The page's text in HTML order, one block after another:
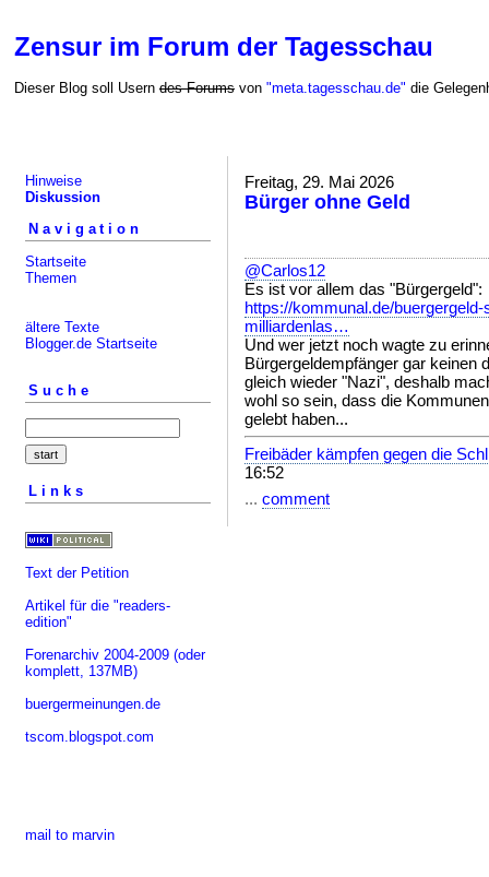
Zensur im Forum der Tagesschau
Dieser Blog soll Usern des Forums von "meta.tagesschau.de" die
Hinweise
Diskussion
Navigation
Startseite
Themen
ältere Texte
Blogger.de Startseite
Suche
Links
Text der Petition
Artikel für die "readers-
edition"
Forenarchiv 2004-2009 (oder
komplett, 137MB)
buergermeinungen.de
tscom.blogspot.com
mail to marvin
Freitag, 29. Mai 2026
Bürger ohne Geld
@Carlos12
Es ist vor allem das "Bürgergeld":
https://kommunal.de/
milliardenlas…
Und wer jetzt noch wagte zu
Bürgergeldempfänger gar keinen
gleich wieder "Nazi", deshalb
wohl so sein, dass die
gelebt haben...
Freibäder kämpfen gegen die
16:52
... comment